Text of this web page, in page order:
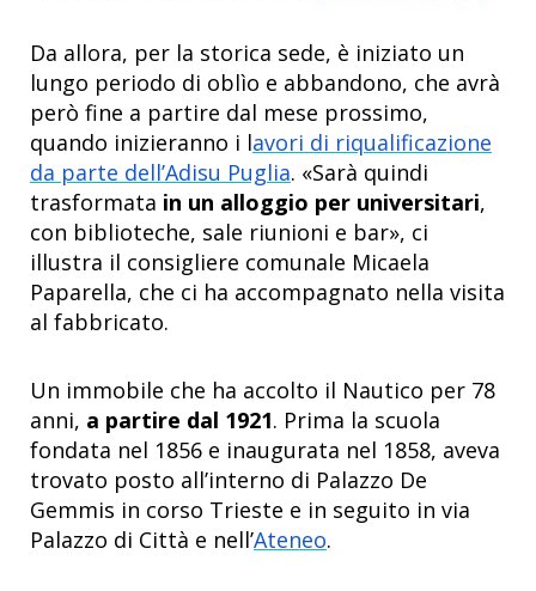
Da allora, per la storica sede, è iniziato un
lungo periodo di oblìo e abbandono, che avrà
però fine a partire dal mese prossimo,
quando inizieranno i lavori di riqualificazione
da parte dell’Adisu Puglia. «Sarà quindi
trasformata in un alloggio per universitari,
con biblioteche, sale riunioni e bar», ci
illustra il consigliere comunale Micaela
Paparella, che ci ha accompagnato nella visita
al fabbricato.
Un immobile che ha accolto il Nautico per 78
anni, a partire dal 1921. Prima la scuola
fondata nel 1856 e inaugurata nel 1858, aveva
trovato posto all’interno di Palazzo De
Gemmis in corso Trieste e in seguito in via
Palazzo di Città e nell’Ateneo.